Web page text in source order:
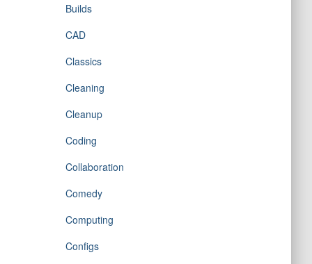
Builds
CAD
Classics
Cleaning
Cleanup
Coding
Collaboration
Comedy
Computing
Configs